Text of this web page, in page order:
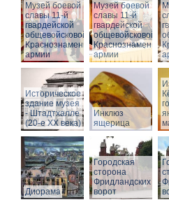
Музей боевой
славы 11-й
гвардейской
общевойсковой
Краснознаменной
армии
Музей боевой
славы 11-й
гвардейской
общевойсковой
Краснознаменной
армии
Историческое
здание музея
- Штадтхалле
(20-е XX века)
Инклюз
ящерица
Диорама
Городская
сторона
Фридландских
ворот